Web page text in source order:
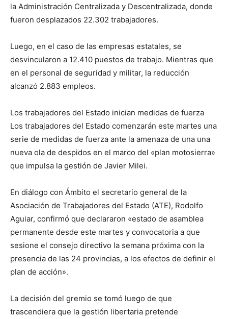
la Administración Centralizada y Descentralizada, donde
fueron desplazados 22.302 trabajadores.
Luego, en el caso de las empresas estatales, se
desvincularon a 12.410 puestos de trabajo. Mientras que
en el personal de seguridad y militar, la reducción
alcanzó 2.883 empleos.
Los trabajadores del Estado inician medidas de fuerza
Los trabajadores del Estado comenzarán este martes una
serie de medidas de fuerza ante la amenaza de una una
nueva ola de despidos en el marco del «plan motosierra»
que impulsa la gestión de Javier Milei.
En diálogo con Ámbito el secretario general de la
Asociación de Trabajadores del Estado (ATE), Rodolfo
Aguiar, confirmó que declararon «estado de asamblea
permanente desde este martes y convocatoria a que
sesione el consejo directivo la semana próxima con la
presencia de las 24 provincias, a los efectos de definir el
plan de acción».
La decisión del gremio se tomó luego de que
trascendiera que la gestión libertaria pretende